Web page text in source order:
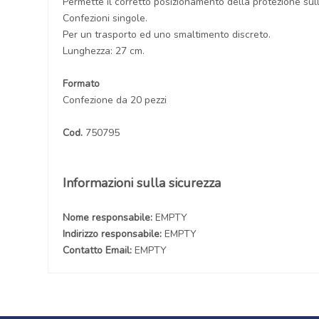
Confezioni singole.
Per un trasporto ed uno smaltimento discreto.
Lunghezza: 27 cm.
Formato
Confezione da 20 pezzi
Cod. 750795
Informazioni sulla sicurezza
Nome responsabile: EMPTY
Indirizzo responsabile: EMPTY
Contatto Email: EMPTY